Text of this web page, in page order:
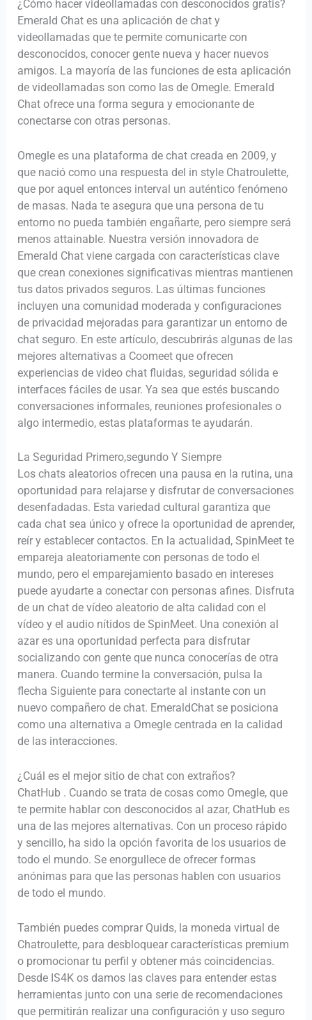
¿Cómo hacer videollamadas con desconocidos gratis?
Emerald Chat es una aplicación de chat y
videollamadas que te permite comunicarte con
desconocidos, conocer gente nueva y hacer nuevos
amigos. La mayoría de las funciones de esta aplicación
de videollamadas son como las de Omegle. Emerald
Chat ofrece una forma segura y emocionante de
conectarse con otras personas.
Omegle es una plataforma de chat creada en 2009, y
que nació como una respuesta del in style Chatroulette,
que por aquel entonces interval un auténtico fenómeno
de masas. Nada te asegura que una persona de tu
entorno no pueda también engañarte, pero siempre será
menos attainable. Nuestra versión innovadora de
Emerald Chat viene cargada con características clave
que crean conexiones significativas mientras mantienen
tus datos privados seguros. Las últimas funciones
incluyen una comunidad moderada y configuraciones
de privacidad mejoradas para garantizar un entorno de
chat seguro. En este artículo, descubrirás algunas de las
mejores alternativas a Coomeet que ofrecen
experiencias de video chat fluidas, seguridad sólida e
interfaces fáciles de usar. Ya sea que estés buscando
conversaciones informales, reuniones profesionales o
algo intermedio, estas plataformas te ayudarán.
La Seguridad Primero,segundo Y Siempre
Los chats aleatorios ofrecen una pausa en la rutina, una
oportunidad para relajarse y disfrutar de conversaciones
desenfadadas. Esta variedad cultural garantiza que
cada chat sea único y ofrece la oportunidad de aprender,
reír y establecer contactos. En la actualidad, SpinMeet te
empareja aleatoriamente con personas de todo el
mundo, pero el emparejamiento basado en intereses
puede ayudarte a conectar con personas afines. Disfruta
de un chat de vídeo aleatorio de alta calidad con el
vídeo y el audio nítidos de SpinMeet. Una conexión al
azar es una oportunidad perfecta para disfrutar
socializando con gente que nunca conocerías de otra
manera. Cuando termine la conversación, pulsa la
flecha Siguiente para conectarte al instante con un
nuevo compañero de chat. EmeraldChat se posiciona
como una alternativa a Omegle centrada en la calidad
de las interacciones.
¿Cuál es el mejor sitio de chat con extraños?
ChatHub . Cuando se trata de cosas como Omegle, que
te permite hablar con desconocidos al azar, ChatHub es
una de las mejores alternativas. Con un proceso rápido
y sencillo, ha sido la opción favorita de los usuarios de
todo el mundo. Se enorgullece de ofrecer formas
anónimas para que las personas hablen con usuarios
de todo el mundo.
También puedes comprar Quids, la moneda virtual de
Chatroulette, para desbloquear características premium
o promocionar tu perfil y obtener más coincidencias.
Desde IS4K os damos las claves para entender estas
herramientas junto con una serie de recomendaciones
que permitirán realizar una configuración y uso seguro